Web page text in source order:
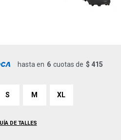
hasta en 6 cuotas de $ 415
S M XL
DE TALLES